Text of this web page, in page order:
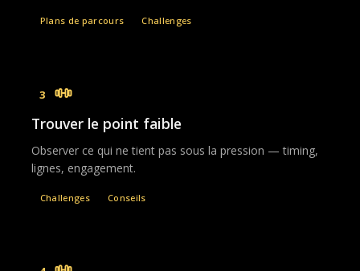
Plans de parcours Challenges
3
Trouver le point faible
Observer ce qui ne tient pas sous la pression — timing,
lignes, engagement.
Challenges Conseils